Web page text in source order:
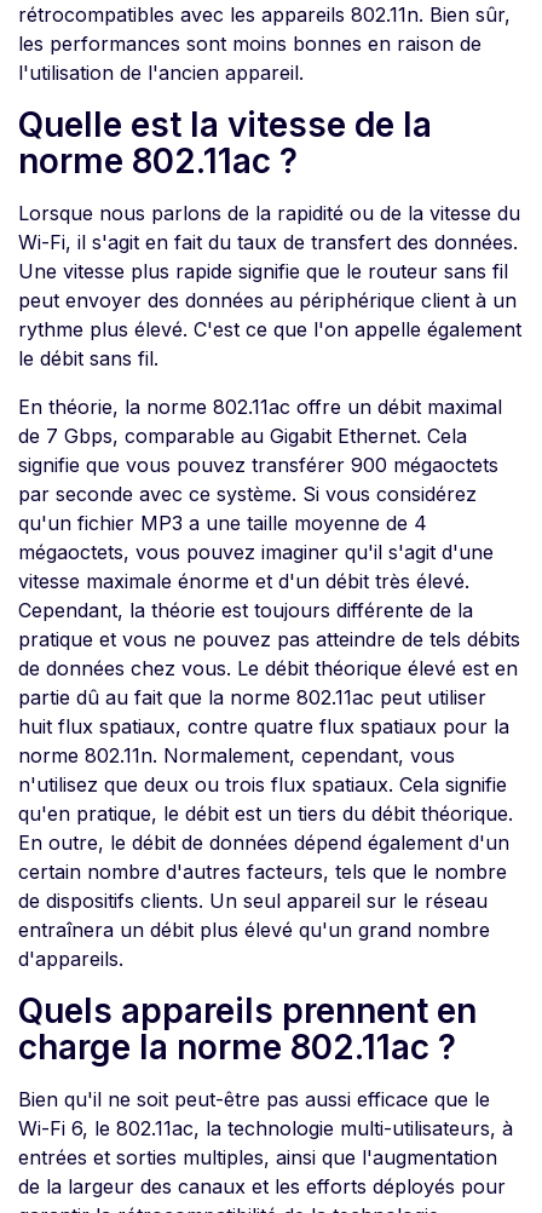
rétrocompatibles avec les appareils 802.11n. Bien sûr,
les performances sont moins bonnes en raison de
l'utilisation de l'ancien appareil.
Quelle est la vitesse de la
norme 802.11ac ?
Lorsque nous parlons de la rapidité ou de la vitesse du
Wi-Fi, il s'agit en fait du taux de transfert des données.
Une vitesse plus rapide signifie que le routeur sans fil
peut envoyer des données au périphérique client à un
rythme plus élevé. C'est ce que l'on appelle également
le débit sans fil.
En théorie, la norme 802.11ac offre un débit maximal
de 7 Gbps, comparable au Gigabit Ethernet. Cela
signifie que vous pouvez transférer 900 mégaoctets
par seconde avec ce système. Si vous considérez
qu'un fichier MP3 a une taille moyenne de 4
mégaoctets, vous pouvez imaginer qu'il s'agit d'une
vitesse maximale énorme et d'un débit très élevé.
Cependant, la théorie est toujours différente de la
pratique et vous ne pouvez pas atteindre de tels débits
de données chez vous. Le débit théorique élevé est en
partie dû au fait que la norme 802.11ac peut utiliser
huit flux spatiaux, contre quatre flux spatiaux pour la
norme 802.11n. Normalement, cependant, vous
n'utilisez que deux ou trois flux spatiaux. Cela signifie
qu'en pratique, le débit est un tiers du débit théorique.
En outre, le débit de données dépend également d'un
certain nombre d'autres facteurs, tels que le nombre
de dispositifs clients. Un seul appareil sur le réseau
entraînera un débit plus élevé qu'un grand nombre
d'appareils.
Quels appareils prennent en
charge la norme 802.11ac ?
Bien qu'il ne soit peut-être pas aussi efficace que le
Wi-Fi 6, le 802.11ac, la technologie multi-utilisateurs, à
entrées et sorties multiples, ainsi que l'augmentation
de la largeur des canaux et les efforts déployés pour